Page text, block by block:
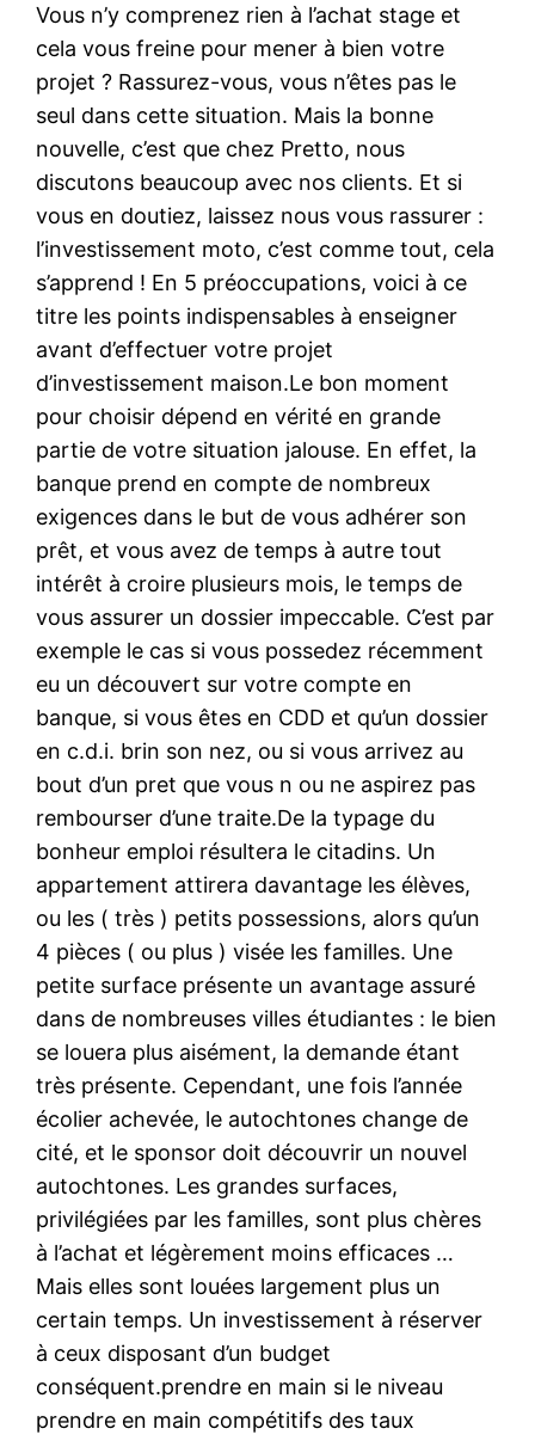
Vous n’y comprenez rien à l’achat stage et
cela vous freine pour mener à bien votre
projet ? Rassurez-vous, vous n’êtes pas le
seul dans cette situation. Mais la bonne
nouvelle, c’est que chez Pretto, nous
discutons beaucoup avec nos clients. Et si
vous en doutiez, laissez nous vous rassurer :
l’investissement moto, c’est comme tout, cela
s’apprend ! En 5 préoccupations, voici à ce
titre les points indispensables à enseigner
avant d’effectuer votre projet
d’investissement maison.Le bon moment
pour choisir dépend en vérité en grande
partie de votre situation jalouse. En effet, la
banque prend en compte de nombreux
exigences dans le but de vous adhérer son
prêt, et vous avez de temps à autre tout
intérêt à croire plusieurs mois, le temps de
vous assurer un dossier impeccable. C’est par
exemple le cas si vous possedez récemment
eu un découvert sur votre compte en
banque, si vous êtes en CDD et qu’un dossier
en c.d.i. brin son nez, ou si vous arrivez au
bout d’un pret que vous n ou ne aspirez pas
rembourser d’une traite.De la typage du
bonheur emploi résultera le citadins. Un
appartement attirera davantage les élèves,
ou les ( très ) petits possessions, alors qu’un
4 pièces ( ou plus ) visée les familles. Une
petite surface présente un avantage assuré
dans de nombreuses villes étudiantes : le bien
se louera plus aisément, la demande étant
très présente. Cependant, une fois l’année
écolier achevée, le autochtones change de
cité, et le sponsor doit découvrir un nouvel
autochtones. Les grandes surfaces,
privilégiées par les familles, sont plus chères
à l’achat et légèrement moins efficaces …
Mais elles sont louées largement plus un
certain temps. Un investissement à réserver
à ceux disposant d’un budget
conséquent.prendre en main si le niveau
prendre en main compétitifs des taux